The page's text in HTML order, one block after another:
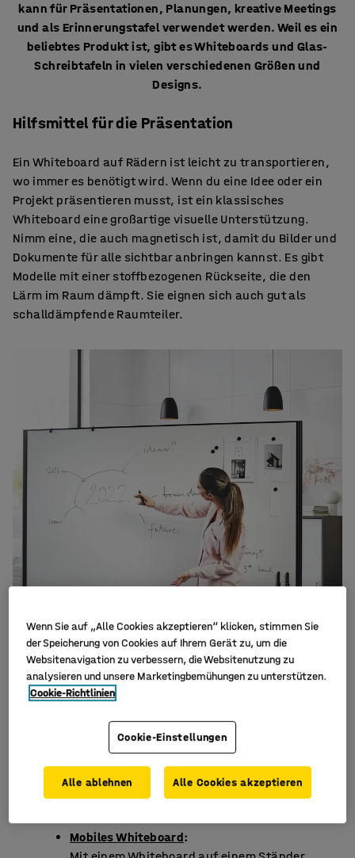
kann für Präsentationen, Planungen, kreative Meetings
und als Erinnerungstafel verwendet werden. Weil es ein
beliebtes Produkt ist, gibt es Whiteboards und Glas-
Schreibtafeln in vielen verschiedenen Größen und
Designs.
Hilfsmittel für die Präsentation
Ein Whiteboard auf Rädern ist leicht zu transportieren,
wo immer es benötigt wird. Wenn du eine Idee oder ein
Projekt präsentieren musst, ist ein klassisches
Whiteboard eine großartige visuelle Unterstützung.
Nimm eine, die auch magnetisch ist, damit du Bilder und
Dokumente für alle sichtbar anbringen kannst. Es gibt
Modelle mit einer stoffbezogenen Rückseite, die den
Lärm im Raum dämpft. Sie eignen sich auch gut als
schalldämpfende Raumteiler.
Whiteboards
Mobiles Whiteboard:
Wenn Sie auf „Alle Cookies akzeptieren“ klicken, stimmen Sie
der Speicherung von Cookies auf Ihrem Gerät zu, um die
Websitenavigation zu verbessern, die Websitenutzung zu
analysieren und unsere Marketingbemühungen zu unterstützen.
Cookie-Richtlinien
Cookie-Einstellungen
Alle ablehnen Alle Cookies akzeptieren